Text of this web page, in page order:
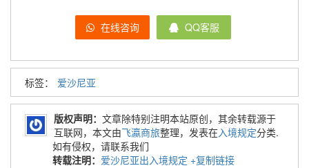
在线咨询 QQ客服
标签： 爱沙尼亚
版权声明： 文章除特别注明本站原创，其余转载源于
互联网，本文由飞瀛商旅整理，发表在入境规定分类.
如有侵权，请联系我们
转载注明： 爱沙尼亚出入境规定 +复制链接